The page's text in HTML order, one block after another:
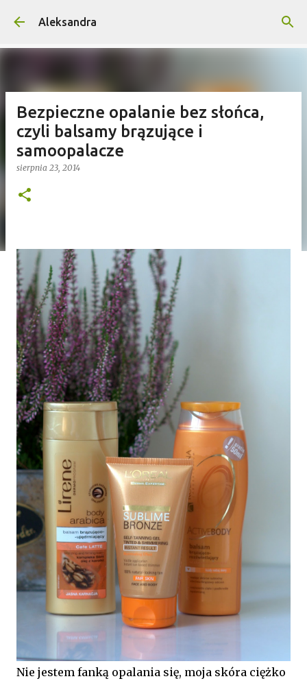
Przejdź do głównej zawartości
Aleksandra
Bezpieczne opalanie bez słońca,
czyli balsamy brązujące i
samoopalacze
sierpnia 23, 2014
Nie jestem fanką opalania się, moja skóra ciężko